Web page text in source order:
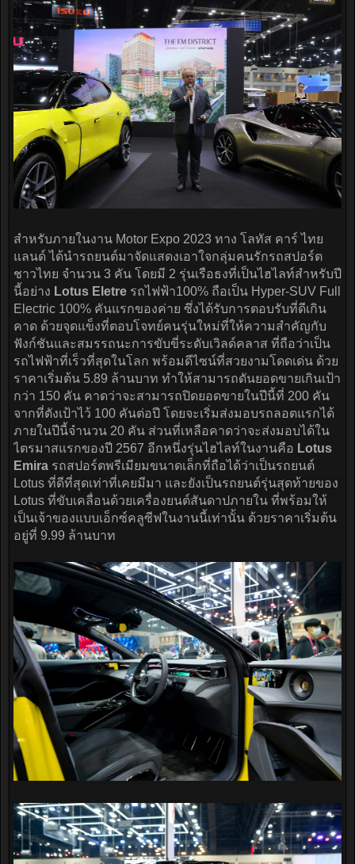
สำหรับภายในงาน Motor Expo 2023 ทาง โลทัส คาร์ ไทย
แลนด์ ได้นำรถยนต์มาจัดแสดงเอาใจกลุ่มคนรักรถสปอร์ต
ชาวไทย จำนวน 3 คัน โดยมี 2 รุ่นเรือธงที่เป็นไฮไลท์สำหรับปี
นี้อย่าง Lotus Eletre รถไฟฟ้า100% ถือเป็น Hyper-SUV Full
Electric 100% คันแรกของค่าย ซึ่งได้รับการตอบรับที่ดีเกิน
คาด ด้วยจุดแข็งที่ตอบโจทย์คนรุ่นใหม่ที่ให้ความสำคัญกับ
ฟังก์ชันและสมรรถนะการขับขี่ระดับเวิลด์คลาส ที่ถือว่าเป็น
รถไฟฟ้าที่เร็วที่สุดในโลก พร้อมดีไซน์ที่สวยงามโดดเด่น ด้วย
ราคาเริ่มต้น 5.89 ล้านบาท ทำให้สามารถดันยอดขายเกินเป้า
กว่า 150 คัน คาดว่าจะสามารถปิดยอดขายในปีนี้ที่ 200 คัน
จากที่ตังเป้าไว้ 100 คันต่อปี โดยจะเริ่มส่งมอบรถลอตแรกได้
ภายในปีนี้จำนวน 20 คัน ส่วนที่เหลือคาดว่าจะส่งมอบได้ใน
ไตรมาสแรกของปี 2567 อีกหนึ่งรุ่นไฮไลท์ในงานคือ Lotus
Emira รถสปอร์ตพรีเมียมขนาดเล็กที่ถือได้ว่าเป็นรถยนต์
Lotus ที่ดีที่สุดเท่าที่เคยมีมา และยังเป็นรถยนต์รุ่นสุดท้ายของ
Lotus ที่ขับเคลื่อนด้วยเครื่องยนต์สันดาปภายใน ที่พร้อมให้
เป็นเจ้าของแบบเอ็กซ์คลูซีฟในงานนี้เท่านั้น ด้วยราคาเริ่มต้น
อยู่ที่ 9.99 ล้านบาท